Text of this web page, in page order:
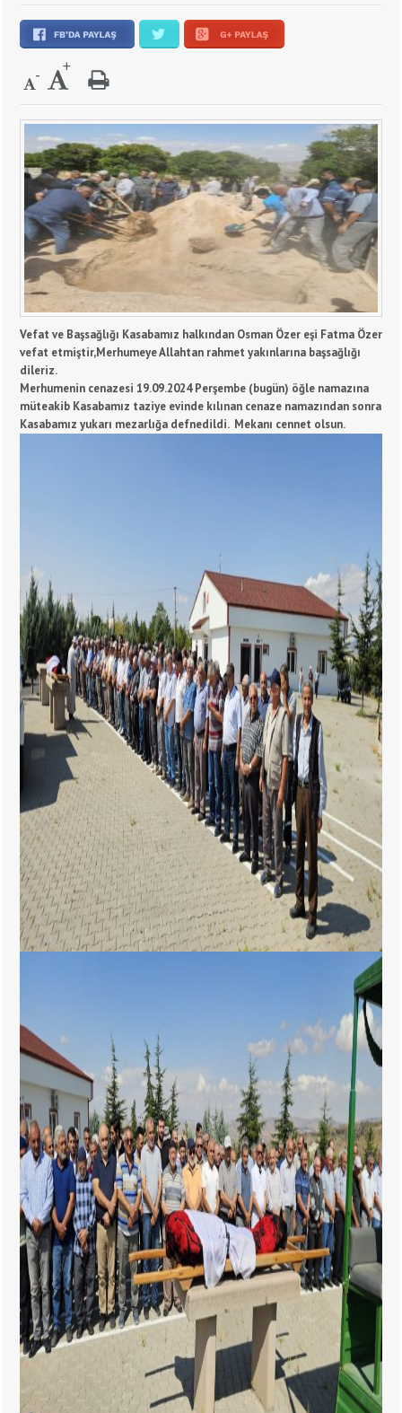
Vefat ve Başsağlığı Kasabamız halkından Osman Özer eşi Fatma Özer
vefat etmiştir,Merhumeye Allahtan rahmet yakınlarına başsağlığı
dileriz.
Merhumenin cenazesi 19.09.2024 Perşembe (bugün) öğle namazına
müteakib Kasabamız taziye evinde kılınan cenaze namazından sonra
Kasabamız yukarı mezarlığa defnedildi. Mekanı cennet olsun.